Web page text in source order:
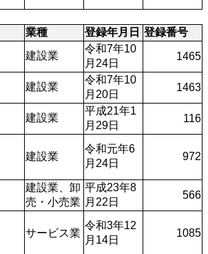
業種 登録年月日 登録番号
建設業
令和7年10
月24日
1465
建設業
令和7年10
月20日
1463
建設業
平成21年1
月29日
116
建設業
令和元年6
月24日
972
建設業、卸
売・小売業
平成23年8
月22日
566
サービス業
令和3年12
月14日
1085